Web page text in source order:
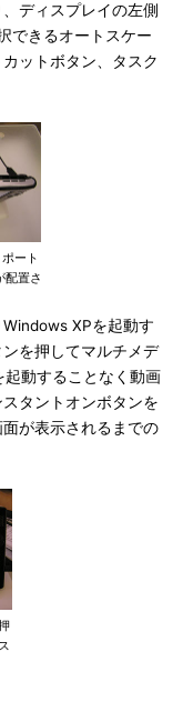
ディスプレイの左側
できるオートスケー
ットボタン、タスク
ート
配置さ
XPを起動す
を押してマルチメデ
動することなく動画
タントオンボタンを
が表示されるまでの